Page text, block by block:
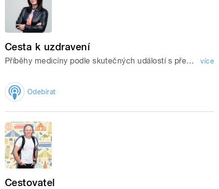
Cesta k uzdravení
Příběhy medicíny podle skutečných událostí s předními lékaři Česka. Hlavní linkou pořadu jsou příběhy pacientů, jejich cesta k uzdravení pod dohledem ošetřujícího lékaře. více
Odebírat
Cestovatel